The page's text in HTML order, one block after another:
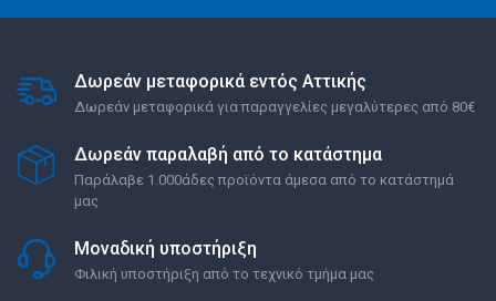
Δωρεάν μεταφορικά εντός Αττικής
Δωρεάν μεταφορικά για παραγγελίες μεγαλύτερες από 80€
Δωρεάν παραλαβή από το κατάστημα
Παράλαβε 1.000άδες προϊόντα άμεσα από το κατάστημά
μας
Μοναδική υποστήριξη
Φιλική υποστήριξη από το τεχνικό τμήμα μας